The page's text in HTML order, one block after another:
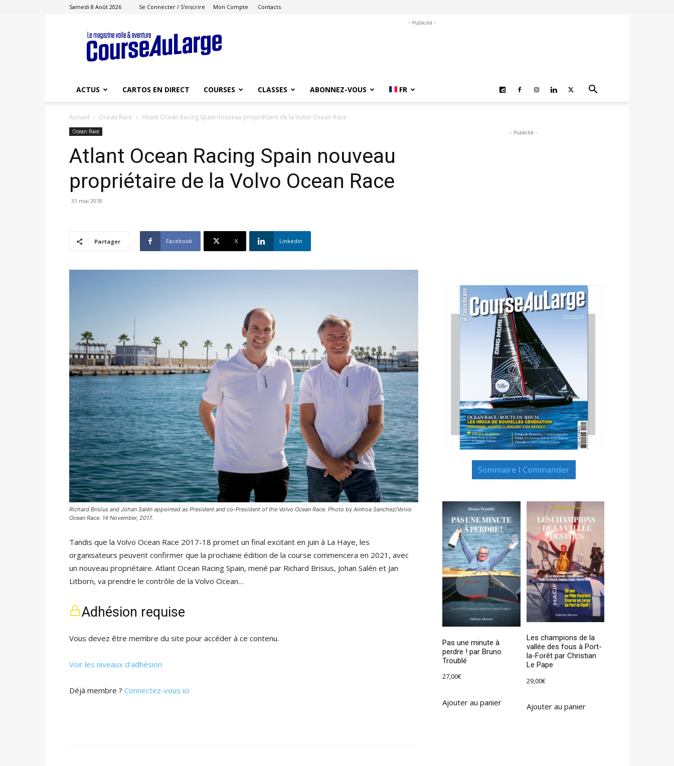
Samedi 8 Août 2026 Se Connecter / S'inscrire Mon Compte Contacts
Course
au
Large
- Publicité -
ACTUS CARTOS EN DIRECT COURSES CLASSES ABONNEZ-VOUS FR
Accueil Ocean Race Atlant Ocean Racing Spain nouveau propriétaire de la Volvo Ocean Race
Ocean Race
Atlant Ocean Racing Spain nouveau
propriétaire de la Volvo Ocean Race
31 mai 2018
Partager Facebook X Linkedin
Richard Brisius and Johan Salén appointed as President and co-President of the Volvo Ocean Race. Photo by Ainhoa Sanchez/Volvo
Ocean Race. 14 November, 2017.
Tandis que la Volvo Ocean Race 2017-18 promet un final excitant en juin à La Haye, les
organisateurs peuvent confirmer que la prochaine édition de la course commencera en 2021, avec
un nouveau propriétaire. Atlant Ocean Racing Spain, mené par Richard Brisius, Johan Salén et Jan
Litborn, va prendre le contrôle de la Volvo Ocean…
Adhésion requise
Vous devez être membre du site pour accéder à ce contenu.
Voir les niveaux d’adhésion
Déjà membre ? Connectez-vous ici
- Publicité -
Sommaire I Commander
Pas une minute à
perdre ! par Bruno
Troublé
27,00€
Ajouter au panier
Les champions de la
vallée des fous à Port-
la-Forêt par Christian
Le Pape
29,00€
Ajouter au panier